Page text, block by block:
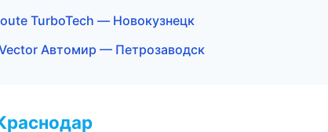
TurboTech — Новокузнецк
Автомир — Петрозаводск